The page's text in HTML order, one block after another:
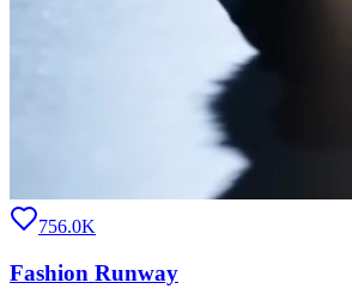
756.0K
Fashion Runway